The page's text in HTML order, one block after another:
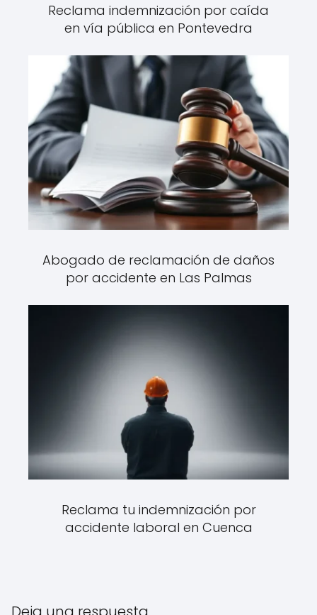
Reclama indemnización por caída
en vía pública en Pontevedra
Abogado de reclamación de daños
por accidente en Las Palmas
Reclama tu indemnización por
accidente laboral en Cuenca